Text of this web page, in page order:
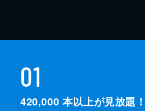
01
420,000 本以上が見放題！